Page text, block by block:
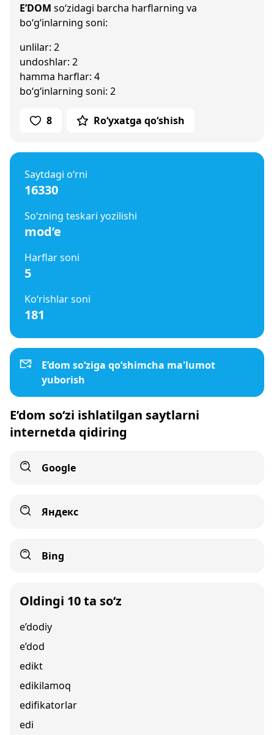
E’DOM so‘zidagi barcha harflarning va
bo‘g‘inlarning soni:
unlilar: 2
undoshlar: 2
hamma harflar: 4
bo‘g‘inlarning soni: 2
8 Ro‘yxatga qo‘shish
Saytdagi o‘rni
16330
So‘zning teskari yozilishi
mod’e
Harflar soni
5
Ko‘rishlar soni
181
E’dom so‘ziga qo‘shimcha ma'lumot
yuborish
E’dom so‘zi ishlatilgan saytlarni
internetda qidiring
Google
Яндекс
Bing
Oldingi 10 ta so‘z
e’dodiy
e’dod
edikt
edikilamoq
edifikatorlar
edi